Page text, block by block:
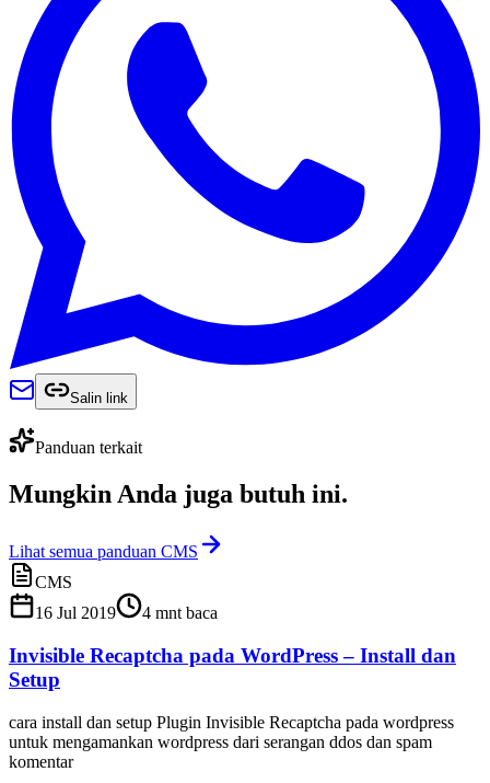
Salin link
Panduan terkait
Mungkin Anda juga butuh ini.
Lihat semua panduan CMS
CMS
16 Jul 2019
4 mnt baca
Invisible Recaptcha pada WordPress – Install dan
Setup
cara install dan setup Plugin Invisible Recaptcha pada wordpress
untuk mengamankan wordpress dari serangan ddos dan spam
komentar